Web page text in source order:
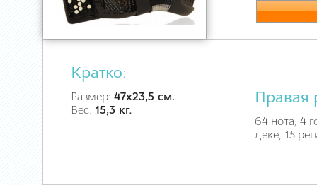
Кратко:
Размер: 47х23,5 см.
Вес: 15,3 кг.
Правая
64 нота, 4
деке, 15